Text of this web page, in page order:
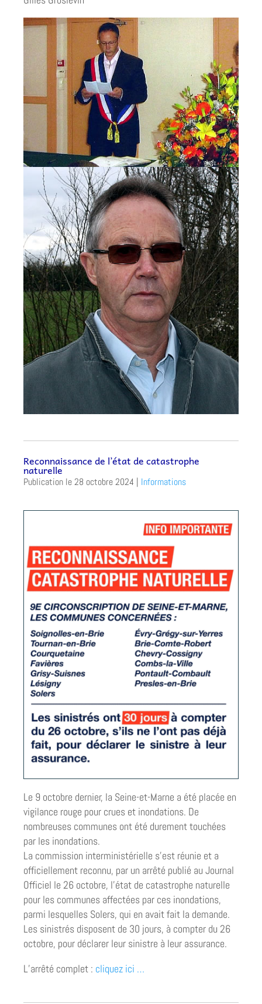
Reconnaissance de l’état de catastrophe
naturelle
28 octobre 2024 | Informations
Le 9 octobre dernier, la Seine-et-Marne a été placée en
vigilance rouge pour crues et inondations. De
nombreuses communes ont été durement touchées
par les inondations.
La commission interministérielle s’est réunie et a
officiellement reconnu, par un arrêté publié au Journal
Officiel le 26 octobre, l’état de catastrophe naturelle
pour les communes affectées par ces inondations,
parmi lesquelles Solers, qui en avait fait la demande.
Les sinistrés disposent de 30 jours, à compter du 26
octobre, pour déclarer leur sinistre à leur assurance.
L’arrêté complet : cliquez ici …